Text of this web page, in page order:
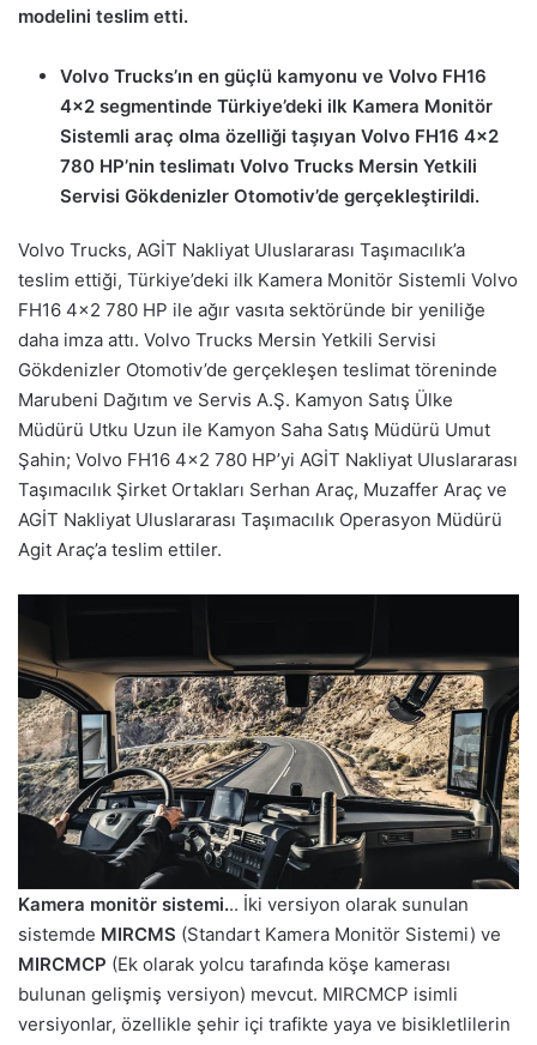
modelini teslim etti.
Volvo Trucks’ın en güçlü kamyonu ve Volvo FH16
4×2 segmentinde Türkiye’deki ilk Kamera Monitör
Sistemli araç olma özelliği taşıyan Volvo FH16 4×2
780 HP’nin teslimatı Volvo Trucks Mersin Yetkili
Servisi Gökdenizler Otomotiv’de gerçekleştirildi.
Volvo Trucks, AGİT Nakliyat Uluslararası Taşımacılık’a
teslim ettiği, Türkiye’deki ilk Kamera Monitör Sistemli Volvo
FH16 4×2 780 HP ile ağır vasıta sektöründe bir yeniliğe
daha imza attı. Volvo Trucks Mersin Yetkili Servisi
Gökdenizler Otomotiv’de gerçekleşen teslimat töreninde
Marubeni Dağıtım ve Servis A.Ş. Kamyon Satış Ülke
Müdürü Utku Uzun ile Kamyon Saha Satış Müdürü Umut
Şahin; Volvo FH16 4×2 780 HP’yi AGİT Nakliyat Uluslararası
Taşımacılık Şirket Ortakları Serhan Araç, Muzaffer Araç ve
AGİT Nakliyat Uluslararası Taşımacılık Operasyon Müdürü
Agit Araç’a teslim ettiler.
Kamera monitör sistemi... İki versiyon olarak sunulan
sistemde MIRCMS (Standart Kamera Monitör Sistemi) ve
MIRCMCP (Ek olarak yolcu tarafında köşe kamerası
bulunan gelişmiş versiyon) mevcut. MIRCMCP isimli
versiyonlar, özellikle şehir içi trafikte yaya ve bisikletlilerin